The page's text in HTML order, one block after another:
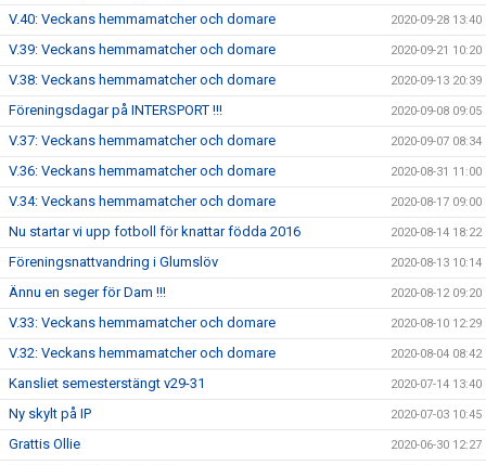
V.40: Veckans hemmamatcher och domare 2020-09-28 13:40
V.39: Veckans hemmamatcher och domare 2020-09-21 10:20
V.38: Veckans hemmamatcher och domare 2020-09-13 20:39
Föreningsdagar på INTERSPORT !!! 2020-09-08 09:05
V.37: Veckans hemmamatcher och domare 2020-09-07 08:34
V.36: Veckans hemmamatcher och domare 2020-08-31 11:00
V.34: Veckans hemmamatcher och domare 2020-08-17 09:00
Nu startar vi upp fotboll för knattar födda 2016 2020-08-14 18:22
Föreningsnattvandring i Glumslöv 2020-08-13 10:14
Ännu en seger för Dam !!! 2020-08-12 09:20
V.33: Veckans hemmamatcher och domare 2020-08-10 12:29
V.32: Veckans hemmamatcher och domare 2020-08-04 08:42
Kansliet semesterstängt v29-31 2020-07-14 13:40
Ny skylt på IP 2020-07-03 10:45
Grattis Ollie 2020-06-30 12:27